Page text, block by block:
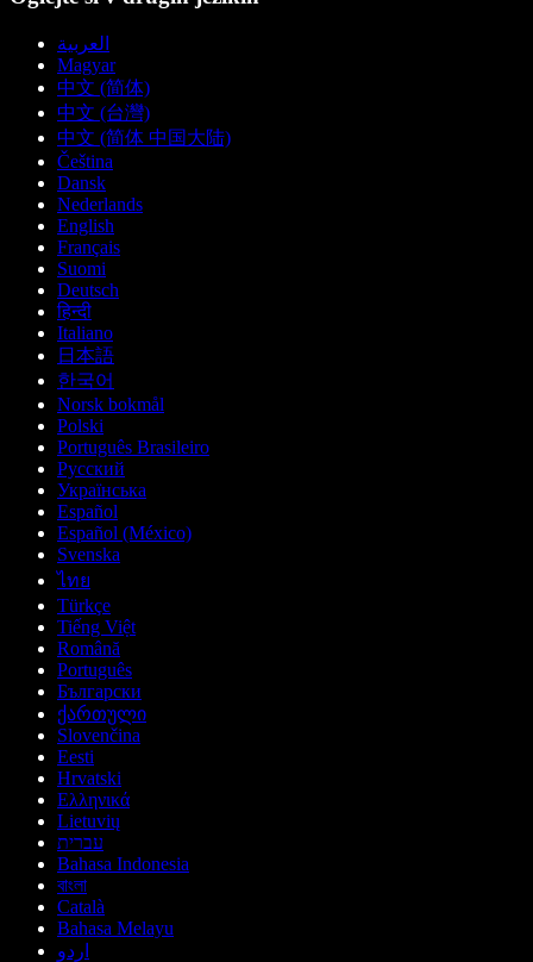
العربية
Magyar
中文 (简体)
中文 (台灣)
中文 (简体 中国大陆)
Čeština
Dansk
Nederlands
English
Français
Suomi
Deutsch
हिन्दी
Italiano
日本語
한국어
Norsk bokmål
Polski
Português Brasileiro
Русский
Українська
Español
Español (México)
Svenska
ไทย
Türkçe
Tiếng Việt
Română
Português
Български
ქართული
Slovenčina
Eesti
Hrvatski
Ελληνικά
Lietuvių
עברית
Bahasa Indonesia
বাংলা
Català
Bahasa Melayu
اردو